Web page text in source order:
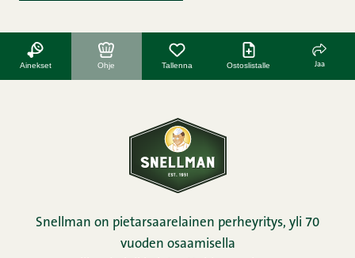
Ainekset Ohje Tallenna Ostoslistalle Jaa
Snellman on pietarsaarelainen perheyritys, yli 70
vuoden osaamisella